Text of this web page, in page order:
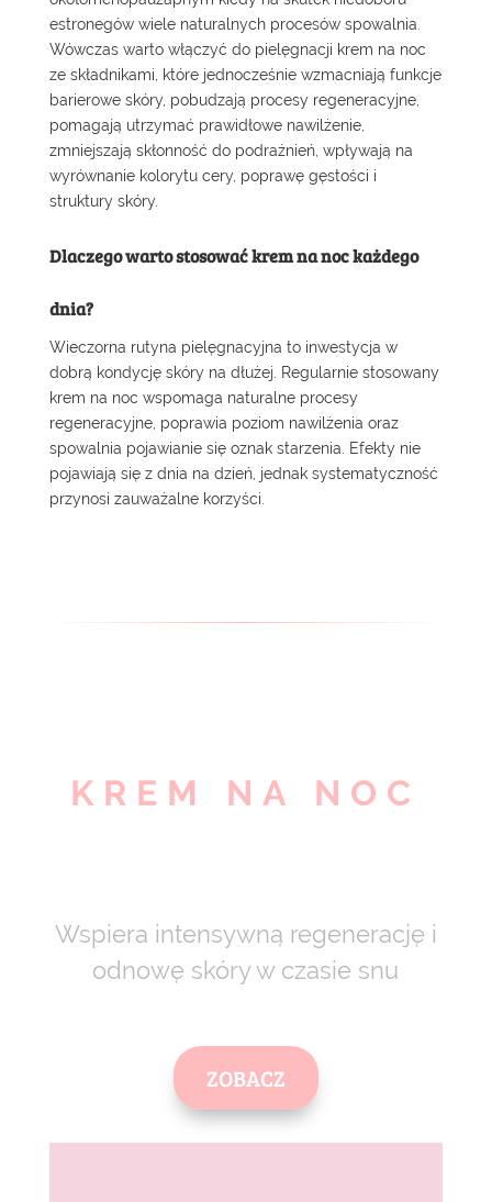
estronegów wiele naturalnych procesów spowalnia.
Wówczas warto włączyć do pielęgnacji krem na noc
ze składnikami, które jednocześnie wzmacniają funkcje
barierowe skóry, pobudzają procesy regeneracyjne,
pomagają utrzymać prawidłowe nawilżenie,
zmniejszają skłonność do podrażnień, wpływają na
wyrównanie kolorytu cery, poprawę gęstości i
struktury skóry.
Dlaczego warto stosować krem na noc każdego
dnia?
Wieczorna rutyna pielęgnacyjna to inwestycja w
dobrą kondycję skóry na dłużej. Regularnie stosowany
krem na noc wspomaga naturalne procesy
regeneracyjne, poprawia poziom nawilżenia oraz
spowalnia pojawianie się oznak starzenia. Efekty nie
pojawiają się z dnia na dzień, jednak systematyczność
przynosi zauważalne korzyści.
KREM NA NOC
Wspiera intensywną regenerację i
odnowę skóry w czasie snu
ZOBACZ